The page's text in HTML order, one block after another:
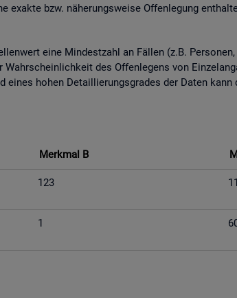
ex­ak­te bzw. nä­he­rungs­wei­se Of­fen­le­gung
eine Min­dest­zahl an Fäl­len (z.B.
des Of­fen­le­gens von
hohen De­tail­lie­rungs­gra­des der Daten
Merk­mal B
123
1